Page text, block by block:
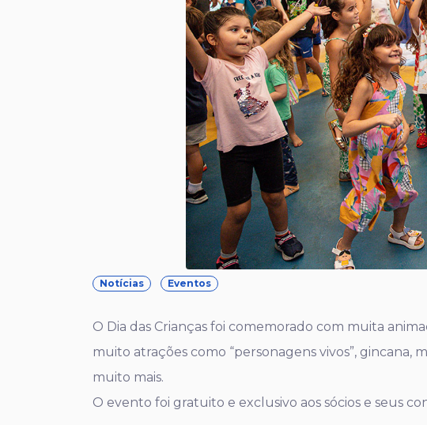
Notícias Eventos
O Dia das Crianças foi comemorado com muita
muito atrações como “personagens vivos”,
muito mais.
O evento foi gratuito e exclusivo aos sócios e seus